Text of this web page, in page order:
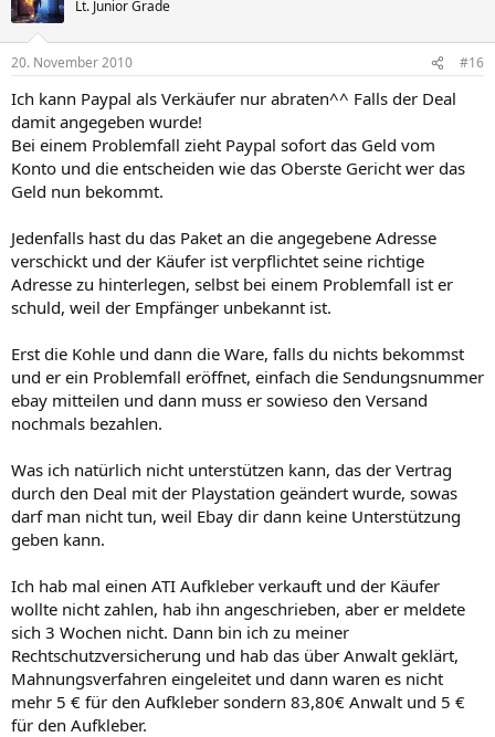
Lt. Junior Grade
20. November 2010 #16
Ich kann Paypal als Verkäufer nur abraten^^ Falls der Deal
damit angegeben wurde!
Bei einem Problemfall zieht Paypal sofort das Geld vom
Konto und die entscheiden wie das Oberste Gericht wer das
Geld nun bekommt.
Jedenfalls hast du das Paket an die angegebene Adresse
verschickt und der Käufer ist verpflichtet seine richtige
Adresse zu hinterlegen, selbst bei einem Problemfall ist er
schuld, weil der Empfänger unbekannt ist.
Erst die Kohle und dann die Ware, falls du nichts bekommst
und er ein Problemfall eröffnet, einfach die Sendungsnummer
ebay mitteilen und dann muss er sowieso den Versand
nochmals bezahlen.
Was ich natürlich nicht unterstützen kann, das der Vertrag
durch den Deal mit der Playstation geändert wurde, sowas
darf man nicht tun, weil Ebay dir dann keine Unterstützung
geben kann.
Ich hab mal einen ATI Aufkleber verkauft und der Käufer
wollte nicht zahlen, hab ihn angeschrieben, aber er meldete
sich 3 Wochen nicht. Dann bin ich zu meiner
Rechtschutzversicherung und hab das über Anwalt geklärt,
Mahnungsverfahren eingeleitet und dann waren es nicht
mehr 5 € für den Aufkleber sondern 83,80€ Anwalt und 5 €
für den Aufkleber.